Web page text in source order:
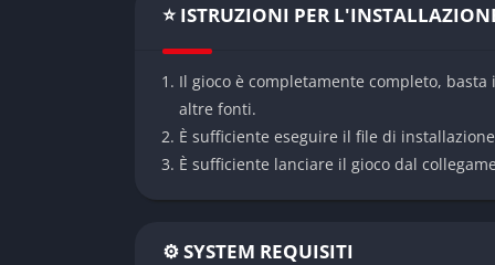
Grafica fotorealistica e sistema di danni
Fisica del combattimento migliorata
Roster completo e aggiornato
⭐ ISTRUZIONI PER
Il gioco è completamente completo,
altre fonti.
È sufficiente eseguire il file di installazione
È sufficiente lanciare il gioco dal
⚙️ SYSTEM REQUISITI